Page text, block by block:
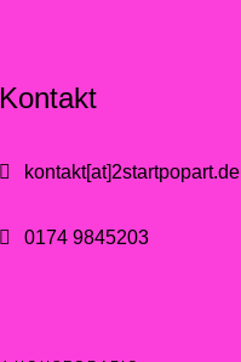
Kontakt
kontakt[at]2startpopart.de
0174 9845203